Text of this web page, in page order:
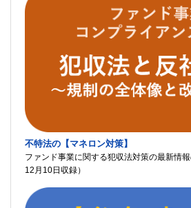
不特法の【マネロン対策】
ファンド事業に関する犯収法対策の最新情
12月10日収録）